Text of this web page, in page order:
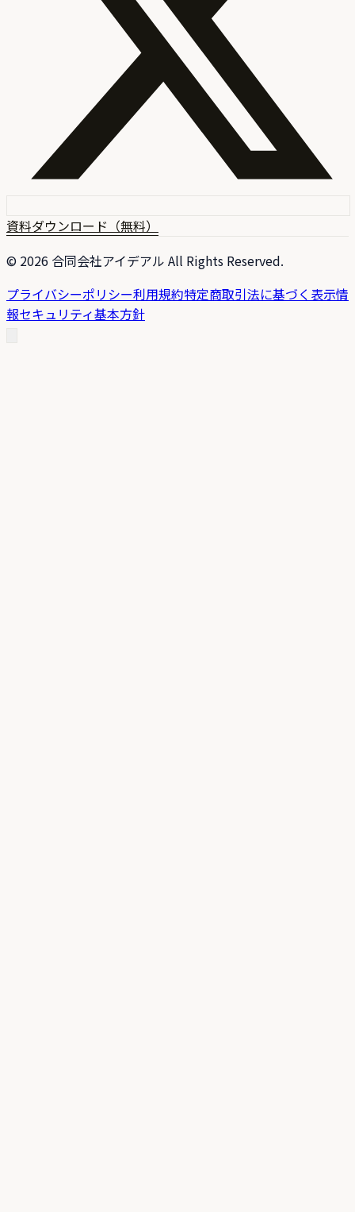
資料ダウンロード（無料）
© 2026 合同会社アイデアル All Rights Reserved.
プライバシーポリシー利用規約特定商取引法に基づく表示情
報セキュリティ基本方針